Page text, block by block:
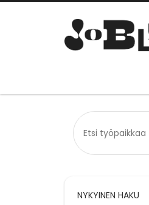
NYKYINEN HAKU